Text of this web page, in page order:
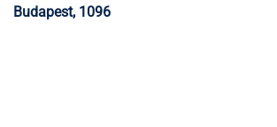
Budapest, 1096